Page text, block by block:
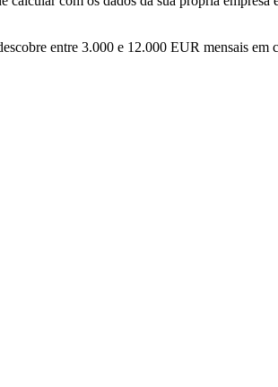
entre 3.000 e 12.000 EUR mensais em